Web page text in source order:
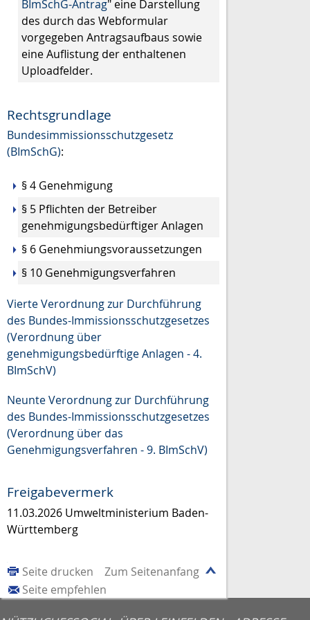
BImSchG-Antrag" eine Darstellung
des durch das Webformular
vorgegeben Antragsaufbaus sowie
eine Auflistung der enthaltenen
Uploadfelder.
Rechtsgrundlage
Bundesimmissionsschutzgesetz
(BImSchG):
§ 4 Genehmigung
§ 5 Pflichten der Betreiber
genehmigungsbedürftiger Anlagen
§ 6 Genehmiungsvoraussetzungen
§ 10 Genehmigungsverfahren
Vierte Verordnung zur Durchführung
des Bundes-Immissionsschutzgesetzes
(Verordnung über
genehmigungsbedürftige Anlagen - 4.
BImSchV)
Neunte Verordnung zur Durchführung
des Bundes-Immissionsschutzgesetzes
(Verordnung über das
Genehmigungsverfahren - 9. BImSchV)
Freigabevermerk
11.03.2026 Umweltministerium Baden-
Württemberg
Zum Seitenanfang
Seite drucken
Seite empfehlen